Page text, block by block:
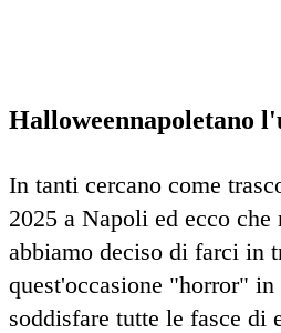
Halloweennapoletano
In tanti cercano come
2025 a Napoli ed ecco
abbiamo deciso di farci in
quest'occasione "horror"
soddisfare tutte le fasce di